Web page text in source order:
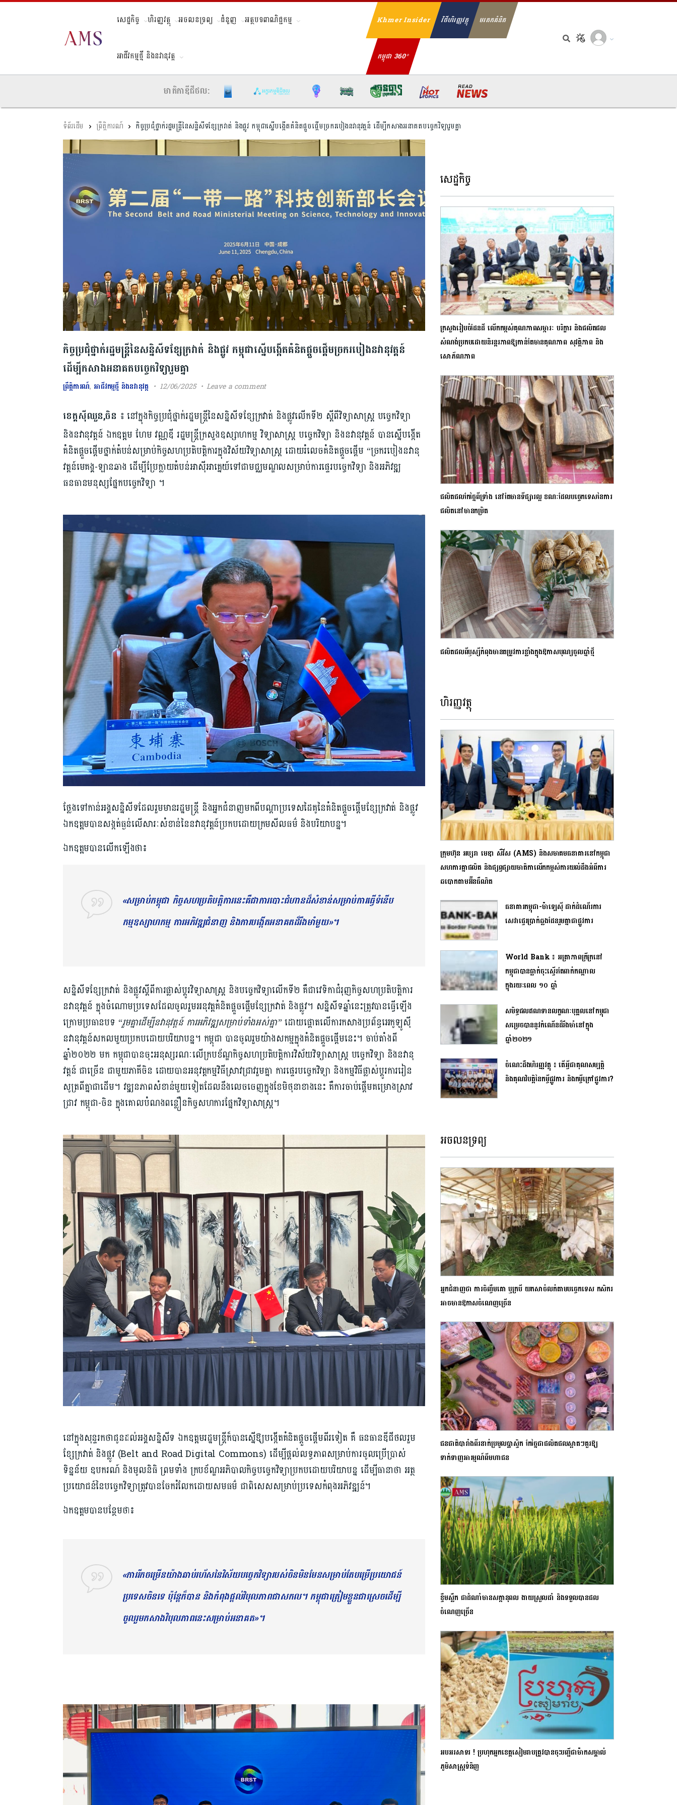
សេដ្ឋកិច្ច ហិរញ្ញវត្ថុ អចលនទ្រព្យ ជំនួញ អត្ថបទពាណិជ្ជកម្ម
អាជីវកម្មថ្មី និងនវានុវត្ត
Khmer Insider វិថីហិរញ្ញវត្ថុ មរតកគំនិត
កម្ពុជា 360°
មាតិកាឌីជីថល:
ព្រឹត្តិការណ៍ ​កិច្ចប្រជុំថ្នាក់រដ្ឋមន្ត្រីនៃសន្និសីទខ្សែក្រវាត់ និងផ្លូវ កម្ពុជាស្នើបង្កើត​គំនិតផ្តួចផ្តើមច្រករបៀង​នវានុវត្តន៍​​ ដើម្បី​កសាងអនាគតបច្ចេកវិទ្យា​រួមគ្នា
​កិច្ចប្រជុំថ្នាក់រដ្ឋមន្ត្រីនៃសន្និសីទខ្សែក្រវាត់ និងផ្លូវ កម្ពុជាស្នើបង្កើត​គំនិតផ្តួចផ្តើមច្រករបៀង​នវានុវត្តន៍​​
ដើម្បី​កសាងអនាគតបច្ចេកវិទ្យា​រួមគ្នា
ព្រឹត្តិការណ៍, អាជីវកម្មថ្មី និងនវានុវត្ត 12/06/2025 Leave a comment
ខេត្តស៊ីឈួន,ចិន ៖ នៅក្នុងកិច្ចប្រជុំថ្នាក់រដ្ឋមន្ត្រីនៃសន្និសីទខ្សែក្រវាត់ និងផ្លូវលើកទី២ ស្តីពីវិទ្យាសាស្ត្រ បច្ចេកវិទ្យា
និងនវានុវត្តន៍ ឯកឧតុ្តម ហែម វណ្ណឌី រដ្ឋមន្ត្រីក្រសួងឧស្សាហកម្ម វិទ្យាសាស្ត្រ បច្ចេកវិទ្យា និងនវានុវត្តន៍ បានស្នើបង្កើត
គំនិតផ្តួចផ្តើមថ្នាក់តំបន់សម្រាប់កិច្ចសហប្រតិបត្តិការក្នុងវិស័យវិទ្យាសាស្ត្រ ដោយ​រំលេចគំនិតផ្តួចផ្តើម “ច្រករបៀងនវានុ
វត្តន៍មេគង្គ-ឡានឆាង ដើម្បីប្រែក្លាយតំបន់អាស៊ីអាគ្នេយ៍ទៅជាមជ្ឈមណ្ឌលសម្រាប់ការផ្ទេរបច្ចេកវិទ្យា និងអភិវឌ្ឍ
ធនធានមនុស្សផ្នែកបច្ចេកវិទ្យា ។
ថ្លែងទៅកាន់អង្គសន្និសីទដែលរួមមានរដ្ឋមន្ត្រី និងអ្នកជំនាញមកពីបណ្តាប្រទេសដៃគូនៃគំនិតផ្តួចផ្តើម​ខ្សែក្រវាត់ និងផ្លូវ
ឯកឧតុ្តមបានសង្កត់ធ្ងន់លើសារៈសំខាន់នៃនវានុវត្តន៍ប្រកបដោយក្រមសីលធម៌ និងបរិយាបន្ន។
ឯកឧតុ្តម​បាន​លើកឡើង​ថា​៖
«សម្រាប់​កម្ពុជា ​កិច្ច​សហប្រតិបត្តិការ​​នេះ​គឺជា​ការ​បោះ​ជំហាន​ដ៏សំខាន់សម្រាប់ការធ្វើទំនើប
កម្មឧស្សាហកម្ម ការអភិវឌ្ឍជំនាញ និងការបង្កើតអនាគតដ៏រឹងមាំមួយ»។
សន្និសីទខ្សែក្រវាត់ និងផ្លូវស្តីពីការផ្លាស់ប្តូរវិទ្យាសាស្ត្រ និងបច្ចេកវិទ្យាលើកទី២ គឺជាវេទិកាជំរុញកិច្ចសហប្រតិបត្តិការ
នវានុវត្តន៍ ក្នុងចំណោមប្រទេសដែលចូលរួមអនុវត្តគំនិតផ្តួចផ្តើមខ្សែក្រវាត់ និងផ្លូវ។ សន្និសីទឆ្នាំនេះត្រូវបានធ្វើឡើង
ក្រោមប្រធានបទ “រួមគ្នាដើម្បីនវានុវត្តន៍ ការអភិវឌ្ឍសម្រាប់ទាំងអស់គ្នា”ដោយផ្តោតលើការកសាងប្រព័ន្ធអេកូឡូស៊ី
នវានុវត្តន៍សកលមួយប្រកបដោយបរិយាបន្ន។ កម្ពុជា បានចូលរួមយ៉ាងសកម្មក្នុងគំនិតផ្តួចផ្តើមនេះ។ ចាប់តាំងពី
ឆ្នាំ២០២២ មក កម្ពុជាបានចុះអនុស្សរណៈលើក្របខ័ណ្ឌកិច្ចសហប្រតិបត្តិការវិស័យវិទ្យាសាស្ត្រ បច្ចេកវិទ្យា និងនវានុ
វត្តន៍ ជាច្រើន ជាមួយភាគីចិន ដោយបានអនុវត្តកម្មវិធីស្រាវជ្រាវរួមគ្នា ការផ្ទេរបច្ចេកវិទ្យា និងកម្មវិធីផ្លាស់ប្តូរការរៀន
សូត្រពីគ្នាជាដើម។ វឌ្ឍនភាពសំខាន់មួយទៀតដែលនឹងលេចចេញក្នុងខែមិថុនាខាងនេះ គឺការចាប់ផ្តើមគម្រោងស្រាវ​
ជ្រាវ កម្ពុជា-ចិន ក្នុងគោលបំណងពន្លឿនកិច្ចសហការផ្នែកវិទ្យាសាស្ត្រ។
នៅក្នុងសុន្ទរកថាជូនដល់អង្គសន្និសីទ ឯកឧតុ្តមរដ្ឋមន្ត្រីក៏បានស្នើឱ្យបង្កើតគំនិតផ្តួចផ្តើមពីរទៀត គឺ ធនធានឌីជីថលរួម
ខ្សែក្រវាត់ និងផ្លូវ (Belt and Road Digital Commons) ដើម្បីផ្តល់លទ្ធភាពសម្រាប់ការចូលប្រើប្រាស់
ទិន្នន័យ ឧបករណ៍ និងមូលនិធិ ព្រមទាំង ក្របខ័ណ្ឌអភិបាលកិច្ចបច្ចេកវិទ្យាប្រកបដោយបរិយាបន្ន ដើម្បីធានាថា អត្ថ
ប្រយោជន៍នៃបច្ចេកវិទ្យាត្រូវបានចែករំលែកដោយសមធម៌ ជាពិសេសសម្រាប់ប្រទេសកំពុងអភិវឌ្ឍន៍។
ឯកឧត្តមបានបន្ថែមថា៖
«ការរីកចម្រើនយ៉ាងឆាប់រហ័សនៃវិស័យបច្ចេកវិទ្យារបស់ចិនមិនមែនសម្រាប់តែបម្រើប្រយោជន៍
ប្រទេសចិនទេ ប៉ុន្តែក៏បាន និងកំពុងផ្តល់វិបុលភាពជាសកល។ កម្ពុជា​ត្រៀម​ខ្លួន​ជា​ស្រេច​ដើម្បី​
ចូលរួមកសាង​វិបុលភាព​នេះសម្រាប់អនាគត»។
សេដ្ឋកិច្ច
ក្រសួងរៀបចំដែនដី លើកកម្ពស់គុណភាពសម្ភារៈ បរិក្ខារ និងផលិតផល
សំណង់ប្រកបដោយនិរន្តរភាពឱ្យកាន់តែមានគុណភាព សុវត្ថិភាព និង
សោភ័ណភាព
ផលិតផលកែច្នៃពីទ្រាំង នៅតែមានទីផ្សារល្អ ខណៈដែលបច្ចេកទេសនៃការ
ផលិតនៅមានកម្រិត
ផលិតផលពីឫស្សីកំពុងមានតម្រូវការខ្លាំងក្នុងឱកាសបុណ្យចូលឆ្នាំថ្មី
ហិរញ្ញវត្ថុ
ក្រុមហ៊ុន អប្សរា មេឌា សឺវីស (AMS) និងសមាគមធនាគារនៅកម្ពុជា
សហការគ្នាផលិត​ និងផ្សព្វផ្សាយមាតិកាលើកកម្ពស់ការយល់ដឹងអំពីការ
ឆបោកតាមអ៊ីនធឺណិត
ធនាគារកម្ពុជា-ម៉ាឡេស៊ី ដាក់ដំណើរការ
សេវាផ្ទេរប្រាក់ឆ្លងដែនរួមគ្នាជាផ្លូវការ
World Bank ៖ អត្រា​ភាពក្រីក្រនៅ​
កម្ពុជាបានធ្លាក់ចុះស្ទើរតែពាក់កណ្តាល​​
ក្នុងរយៈពេល ១០ ឆ្នាំ
សមិទ្ធផលឥណទានលក្ខណៈបុគ្គលនៅកម្ពុជា
សម្រេចបាននូវកំណើនដ៏រឹងមាំនៅក្នុង
ឆ្នាំ២០២១
ចំណេះដឹងហិរញ្ញវត្ថុ ៖ តើអ្វីជាគុណសម្បត្តិ
និងគុណវិបត្តិនៃកម្ចីផ្លូវការ និងកម្ចីក្រៅផ្លូវការ?
អចលនទ្រព្យ
អ្នកជំនាញ​ថា ការចិញ្ចឹមគោ ឬក្របី យកសាច់លក់តាមបច្ចេកទេស កសិករ
អាចមាន​ឱកាសចំណេញច្រើន
ជនជាតិបារាំងពីរនាក់ប្រមូលប្លាស្ទិក កែច្នៃជាផលិតផលស្អាតៗគួរឱ្យ
ទាក់ទាញអារម្មណ៍ពីមហាជន
ខ្ទឹមស្លឹក ជាដំណាំមានសក្ដានុពល ងាយស្រួលដាំ និងទទួលបានផល
ចំណេញច្រើន
អបអរសាទរ ! ប្រហុកអ្នកខេត្តសៀមរាបត្រូវបានចុះបញ្ជីជាម៉ាកសម្គាល់
ភូមិសាស្រ្តទំនិញ